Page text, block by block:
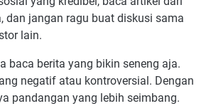
dan jangan ragu buat diskusi sama
lain.
baca berita yang bikin seneng aja.
negatif atau kontroversial. Dengan
pandangan yang lebih seimbang.